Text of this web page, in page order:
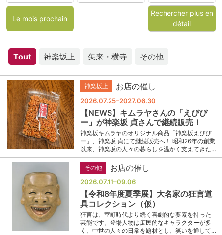
Le mois prochain
Rechercher plus en
détail
Tout 神楽坂上 矢来・横寺 その他
神楽坂上 お店の催し
2026.07.25–2027.06.30
【NEWS】キムラヤさんの「えびぴ
ー」が神楽坂 貞さんで継続販売！
神楽坂キムラヤのオリジナル商品「神楽坂えびぴ
ー」、神楽坂 貞にて継続販売へ！ 昭和26年の創業
以来、神楽坂の人々の暮らしを温かく支えてきた…
その他 お店の催し
2026.07.11–09.06
【令和8年度夏季展】大名家の狂言道
具コレクション（仮）
狂言は、室町時代より続く喜劇的な要素を持った
芸能です。登場人物は庶民的なキャラクターが多
く、中世の人々の日常を題材とし、笑いを通して…